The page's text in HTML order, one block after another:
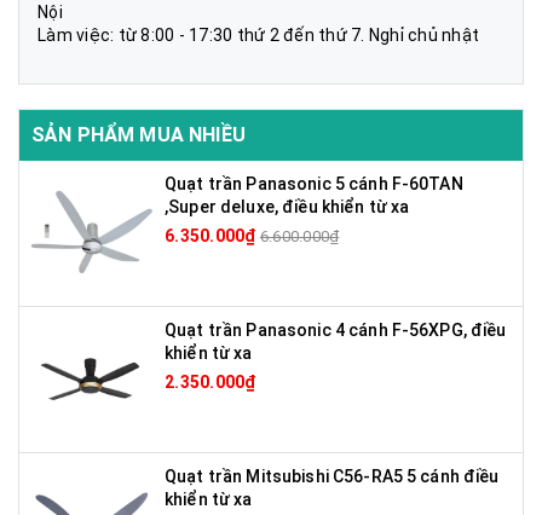
Nội
Làm việc: từ 8:00 - 17:30 thứ 2 đến thứ 7. Nghỉ chủ nhật
SẢN PHẨM MUA NHIỀU
Quạt trần Panasonic 5 cánh F-60TAN
,Super deluxe, điều khiển từ xa
6.350.000₫ 6.600.000₫
Quạt trần Panasonic 4 cánh F-56XPG, điều
khiển từ xa
2.350.000₫
Quạt trần Mitsubishi C56-RA5 5 cánh điều
khiển từ xa